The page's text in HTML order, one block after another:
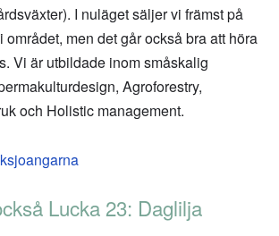
I nuläget säljer vi främst på
området, men det går också bra att höra
Vi är utbildade inom småskalig
Agroforestry,
och Holistic management.
Lucka 23: Daglilja